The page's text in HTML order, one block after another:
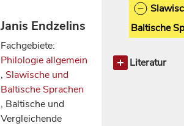
Janis Endzelins
Fachgebiete:
Philologie allgemein
, Slawische und
Baltische Sprachen
, Baltische und
Vergleichende
Baltische
Literatur